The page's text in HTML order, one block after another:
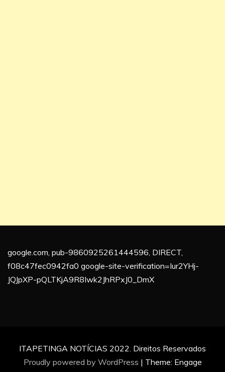
google.com, pub-9860925261444596, DIRECT,
f08c47fec0942fa0 google-site-verification=Iur2YHj-
JQJpXP-pQLTKjA9R8Iwk2JhRPxJ0_DmX
ITAPETINGA NOTÍCIAS 2022. Direitos Reservados
Proudly powered by WordPress | Theme: Engage